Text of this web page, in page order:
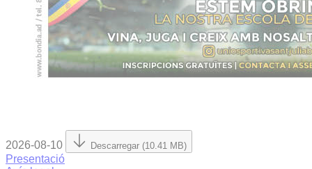
2026-08-10 Descarregar (10.41 MB)
Presentació